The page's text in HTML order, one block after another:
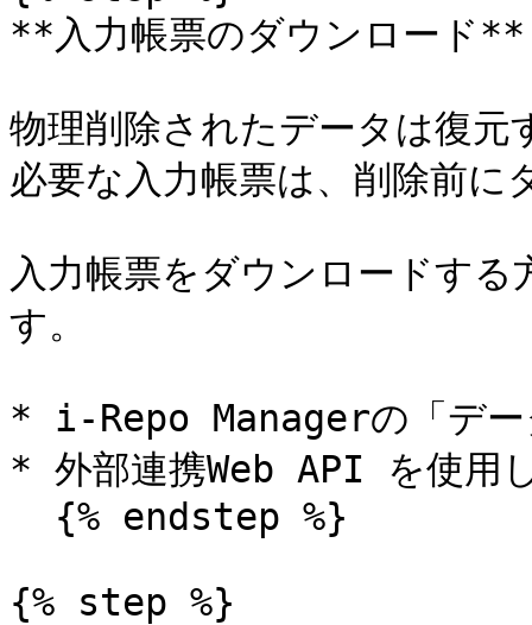
**入力帳票のダウンロード**
物理削除されたデータは復
必要な入力帳票は、削除前
入力帳票をダウンロードす
す。
* i-Repo Managerの「デー
* 外部連携Web API を使用
{% step %}